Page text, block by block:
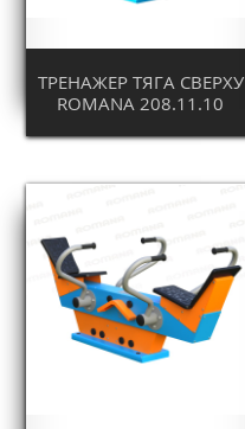
ТРЕНАЖЕР ТЯГА СВЕРХУ
ROMANA 208.11.10